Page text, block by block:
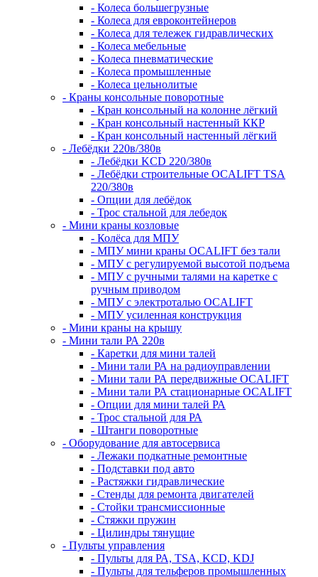
- Колеса большегрузные
- Колеса для евроконтейнеров
- Колеса для тележек гидравлических
- Колеса мебельные
- Колеса пневматические
- Колеса промышленные
- Колеса цельнолитые
- Краны консольные поворотные
- Кран консольный на колонне лёгкий
- Кран консольный настенный ККР
- Кран консольный настенный лёгкий
- Лебёдки 220в/380в
- Лебёдки KCD 220/380в
- Лебёдки строительные OCALIFT TSA
220/380в
- Опции для лебёдок
- Трос стальной для лебедок
- Мини краны козловые
- Колёса для МПУ
- МПУ мини краны OCALIFT без тали
- МПУ с регулируемой высотой подъема
- МПУ с ручными талями на каретке с
ручным приводом
- МПУ с электроталью OCALIFT
- МПУ усиленная конструкция
- Мини краны на крышу
- Мини тали РА 220в
- Каретки для мини талей
- Мини тали РА на радиоуправлении
- Мини тали РА передвижные OCALIFT
- Мини тали РА стационарные OCALIFT
- Опции для мини талей РА
- Трос стальной для РА
- Штанги поворотные
- Оборудование для автосервиса
- Лежаки подкатные ремонтные
- Подставки под авто
- Растяжки гидравлические
- Стенды для ремонта двигателей
- Стойки трансмиссионные
- Стяжки пружин
- Цилиндры тянущие
- Пульты управления
- Пульты для РА, TSA, KCD, KDJ
- Пульты для тельферов промышленных